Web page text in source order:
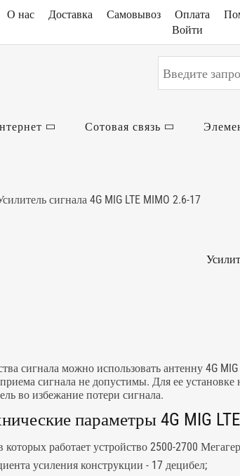
О нас Доставка Самовывоз Оплата
Войти
Сотовая связь
сигнала 4G MIG LTE MIMO 2.6-17
сигнала можно использовать антенну 4G
сигнала не допустимы. Для ее
во избежание потери сигнала.
параметры 4G MIG
которых работает устройство 2500-2700
усиления конструкции - 17 децибел;